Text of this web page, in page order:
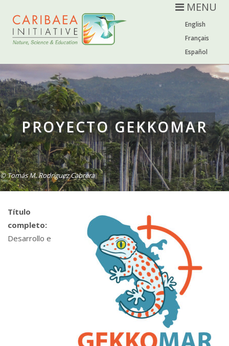
English
Français
Español
MENU
© Tomás M. Rodríguez Cabrera
PROYECTO GEKKOMAR
Título
completo:
Desarrollo e